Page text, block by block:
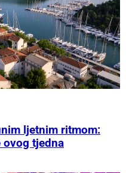
ljetnim ritmom:
ovog tjedna